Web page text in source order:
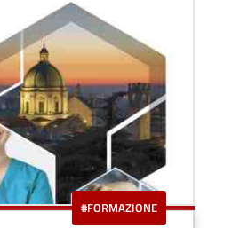
#FORMAZIONE